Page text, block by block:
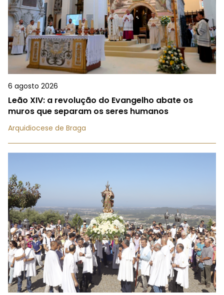
6 agosto 2026
Leão XIV: a revolução do Evangelho abate os
muros que separam os seres humanos
Arquidiocese de Braga